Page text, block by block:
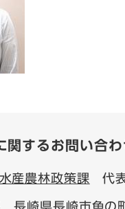
関するお問い合わ
水産農林政策課 代
長崎県長崎市魚の